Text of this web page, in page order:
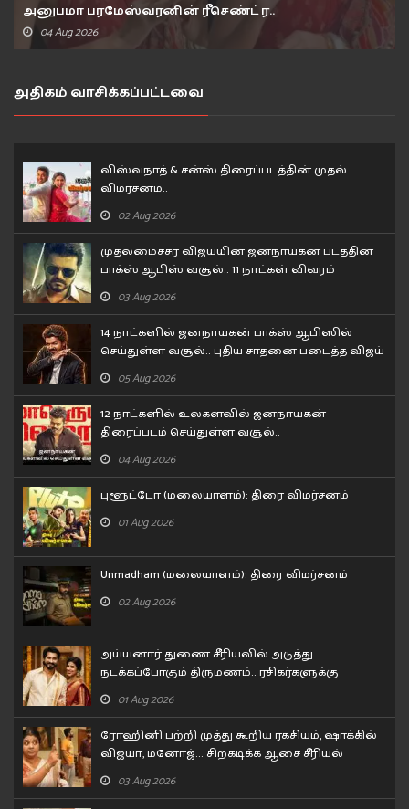
அனுபமா பரமேஸ்வரனின் ரீசெண்ட் ர..
04 Aug 2026
அதிகம் வாசிக்கப்பட்டவை
விஸ்வநாத் & சன்ஸ் திரைப்படத்தின் முதல்
விமர்சனம்..
02 Aug 2026
முதலமைச்சர் விஜய்யின் ஜனநாயகன் படத்தின்
பாக்ஸ் ஆபிஸ் வசூல்.. 11 நாட்கள் விவரம்
03 Aug 2026
14 நாட்களில் ஜனநாயகன் பாக்ஸ் ஆபிஸில்
செய்துள்ள வசூல்.. புதிய சாதனை படைத்த விஜய்
05 Aug 2026
12 நாட்களில் உலகளவில் ஜனநாயகன்
திரைப்படம் செய்துள்ள வசூல்..
04 Aug 2026
புளூட்டோ (மலையாளம்): திரை விமர்சனம்
01 Aug 2026
Unmadham (மலையாளம்): திரை விமர்சனம்
02 Aug 2026
அய்யனார் துணை சீரியலில் அடுத்து
நடக்கப்போகும் திருமணம்.. ரசிகர்களுக்கு
சர்ப்ரைஸ்
01 Aug 2026
ரோஹினி பற்றி முத்து கூறிய ரகசியம், ஷாக்கில்
விஜயா, மனோஜ்... சிறகடிக்க ஆசை சீரியல்
எபிசோட்
03 Aug 2026